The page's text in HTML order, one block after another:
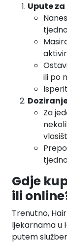
Upute
ili po
Za
Gdje
ili
Trenutno,
ljekarnama u
putem